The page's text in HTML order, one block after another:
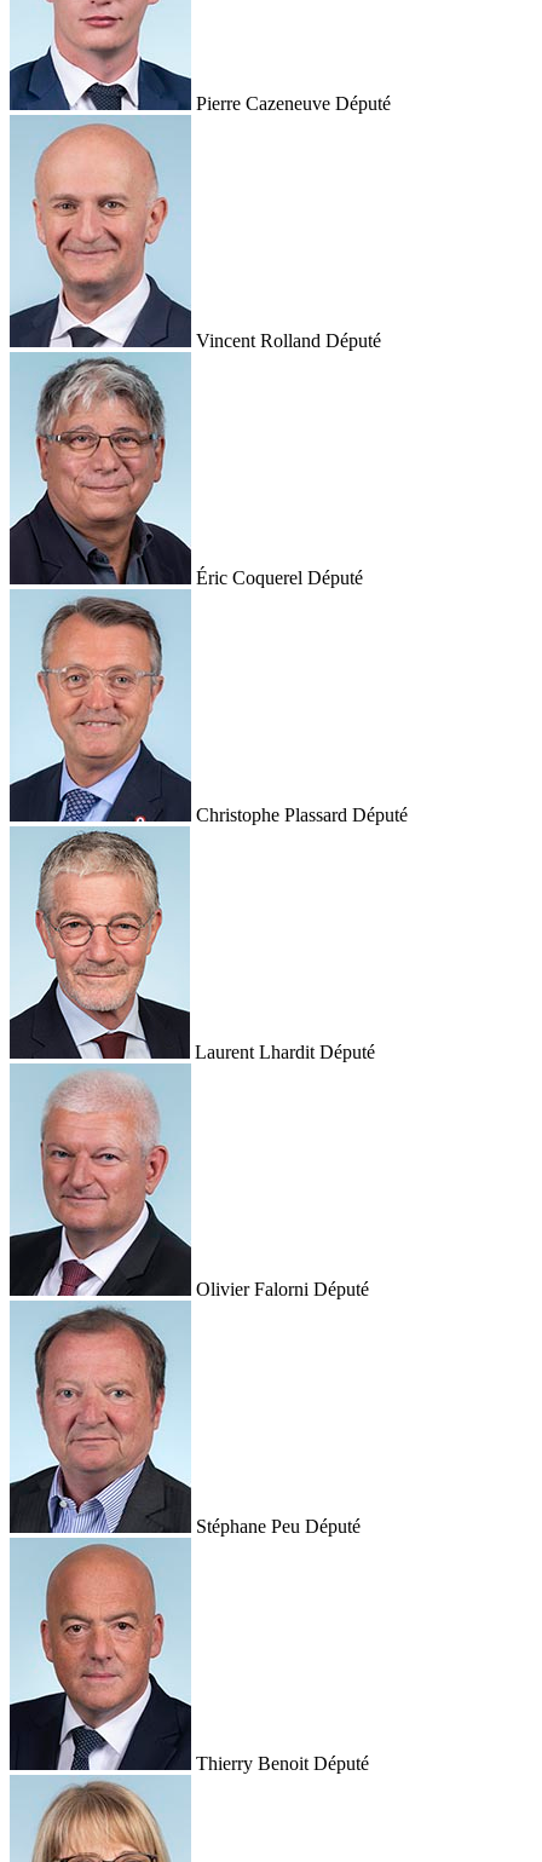
Pierre Cazeneuve Député
Vincent Rolland Député
Éric Coquerel Député
Christophe Plassard Député
Laurent Lhardit Député
Olivier Falorni Député
Stéphane Peu Député
Thierry Benoit Député